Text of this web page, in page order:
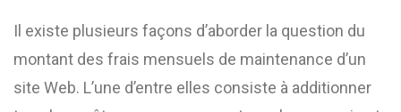
Il existe plusieurs façons d’aborder la question du
montant des frais mensuels de maintenance d’un
site Web. L’une d’entre elles consiste à additionner